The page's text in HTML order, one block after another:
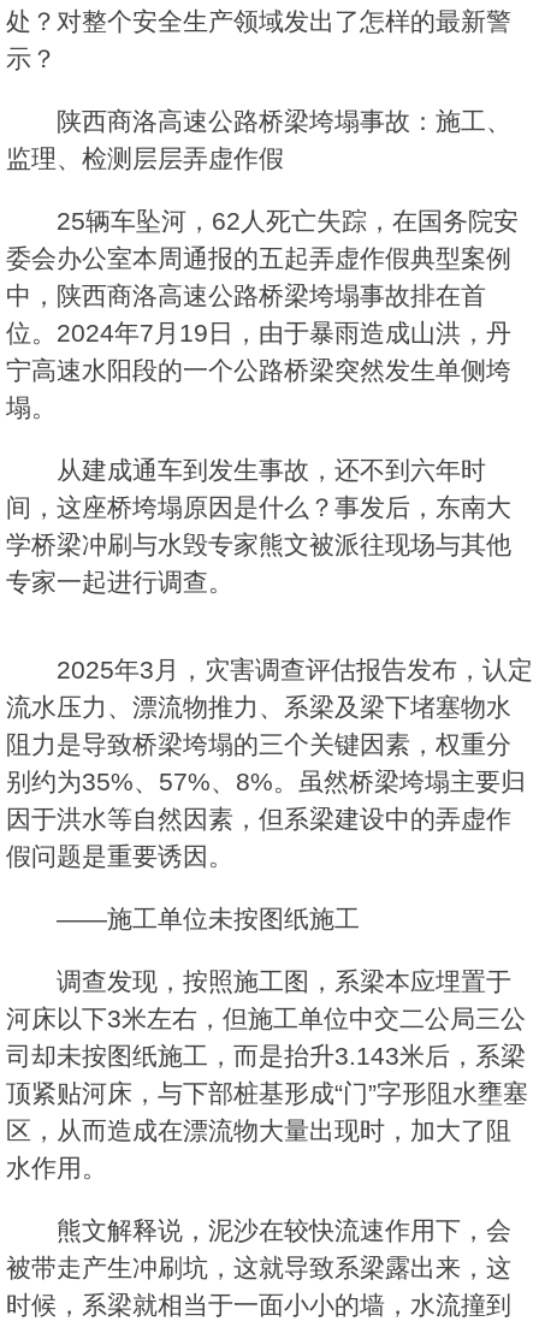
处？对整个安全生产领域发出了怎样的最新警
示？
陕西商洛高速公路桥梁垮塌事故：施工、
监理、检测层层弄虚作假
25辆车坠河，62人死亡失踪，在国务院安
委会办公室本周通报的五起弄虚作假典型案例
中，陕西商洛高速公路桥梁垮塌事故排在首
位。2024年7月19日，由于暴雨造成山洪，丹
宁高速水阳段的一个公路桥梁突然发生单侧垮
塌。
从建成通车到发生事故，还不到六年时
间，这座桥垮塌原因是什么？事发后，东南大
学桥梁冲刷与水毁专家熊文被派往现场与其他
专家一起进行调查。
2025年3月，灾害调查评估报告发布，认定
流水压力、漂流物推力、系梁及梁下堵塞物水
阻力是导致桥梁垮塌的三个关键因素，权重分
别约为35%、57%、8%。虽然桥梁垮塌主要归
因于洪水等自然因素，但系梁建设中的弄虚作
假问题是重要诱因。
——施工单位未按图纸施工
调查发现，按照施工图，系梁本应埋置于
河床以下3米左右，但施工单位中交二公局三公
司却未按图纸施工，而是抬升3.143米后，系梁
顶紧贴河床，与下部桩基形成“门”字形阻水壅塞
区，从而造成在漂流物大量出现时，加大了阻
水作用。
熊文解释说，泥沙在较快流速作用下，会
被带走产生冲刷坑，这就导致系梁露出来，这
时候，系梁就相当于一面小小的墙，水流撞到